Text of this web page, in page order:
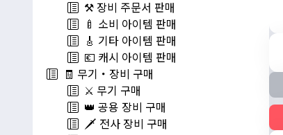
⚒️ 장비 주문서 판매
🍼 소비 아이템 판매
🎸 기타 아이템 판매
💶 캐시 아이템 판매
🧾 무기・장비 구매
⚔️ 무기 구매
👑 공용 장비 구매
🗡️ 전사 장비 구매